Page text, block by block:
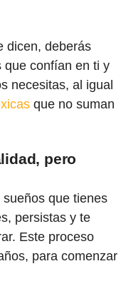
dicen, deberás
que confían en ti y
necesitas, al igual
que no suman
pero
que tienes
persistas y te
Este proceso
para comenzar